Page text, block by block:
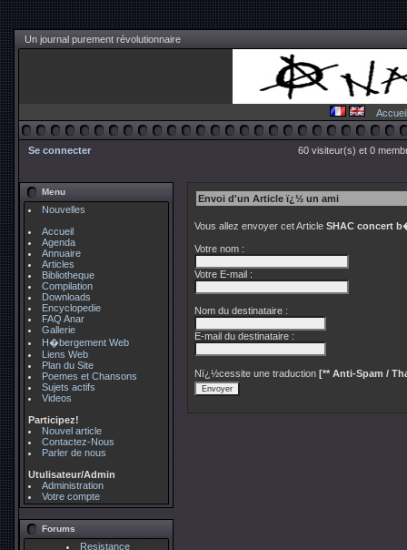
Un journal purement révolutionnaire
Accueil
Se connecter 60 visiteur(s) et 0
Menu
Nouvelles
Accueil
Agenda
Annuaire
Articles
Bibliotheque
Compilation
Downloads
Encyclopedie
FAQ Anar
Gallerie
H�bergement Web
Liens Web
Plan du Site
Poemes et Chansons
Sujets actifs
Videos
Participez!
Nouvel article
Contactez-Nous
Parler de nous
Utulisateur/Admin
Administration
Votre compte
Forums
Resistance
Envoi d'un Article ï¿½ un ami
Vous allez envoyer cet Article SHAC concert
Votre nom :
Votre E-mail :
Nom du destinataire :
E-mail du destinataire :
Nï¿½cessite une traduction [** Anti-Spam /